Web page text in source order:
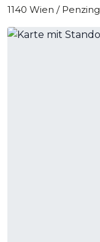
1140 Wien / Penzing